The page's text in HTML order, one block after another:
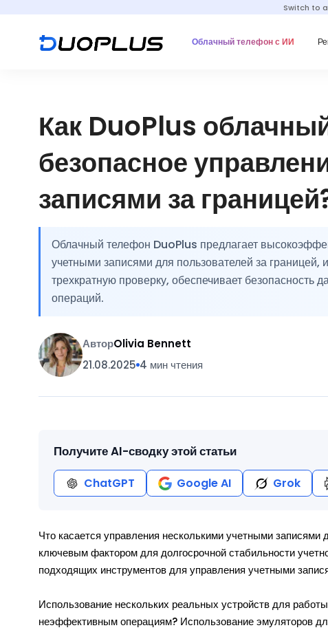
Switch to
Облачный телефон с ИИ
Как DuoPlus
безопасное
записями за
Облачный телефон DuoPlus предлагает
учетными записями для пользователей за
трехкратную проверку, обеспечивает
операций.
АвторOlivia Bennett
21.08.2025 4 мин чтения
Получите AI-сводку этой статьи
ChatGPT Google AI Grok
Что касается управления несколькими учетными
ключевым фактором для долгосрочной стабильности
подходящих инструментов для управления учетными
Использование нескольких реальных устройств для
неэффективным операциям? Использование эмуляторов